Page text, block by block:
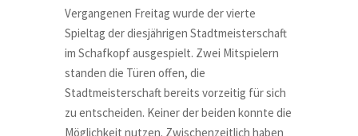
Vergangenen Freitag wurde der vierte
Spieltag der diesjährigen Stadtmeisterschaft
im Schafkopf ausgespielt. Zwei Mitspielern
standen die Türen offen, die
Stadtmeisterschaft bereits vorzeitig für sich
zu entscheiden. Keiner der beiden konnte die
Möglichkeit nutzen. Zwischenzeitlich haben